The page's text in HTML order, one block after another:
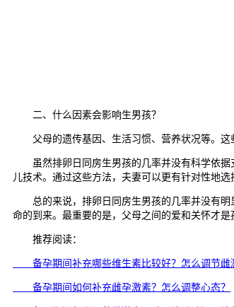
二、什么因素会影响生男孩？
父母的遗传基因、生活习惯、营养状况等。这
虽然排卵日同房生男孩的几率并没有科学依据
儿技术。通过这些方法，夫妻可以更有针对性地
总的来说，排卵日同房生男孩的几率并没有明
命的到来。最重要的是，父母之间的爱和关怀才
推荐阅读：
备孕期间补充哪些维生素比较好？怎么调节雌
备孕期间如何补充雌孕激素？怎么调整心态？